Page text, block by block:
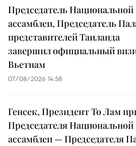
Председатель Национальной
ассамблеи, Председатель
представителей Таиланда
завершил официальный
Вьетнам
07/08/2026 14:58
Генсек, Президент То Лам
Председателя Национальной
ассамблеи — Председателя